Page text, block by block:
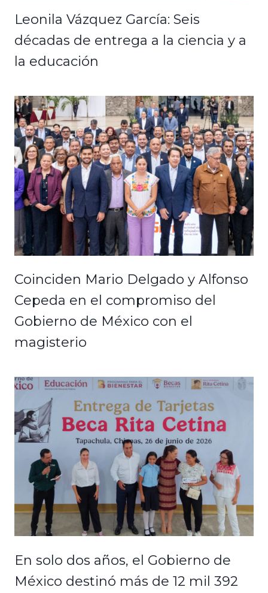
Leonila Vázquez García: Seis
décadas de entrega a la ciencia y a
la educación
Coinciden Mario Delgado y Alfonso
Cepeda en el compromiso del
Gobierno de México con el
magisterio
En solo dos años, el Gobierno de
México destinó más de 12 mil 392